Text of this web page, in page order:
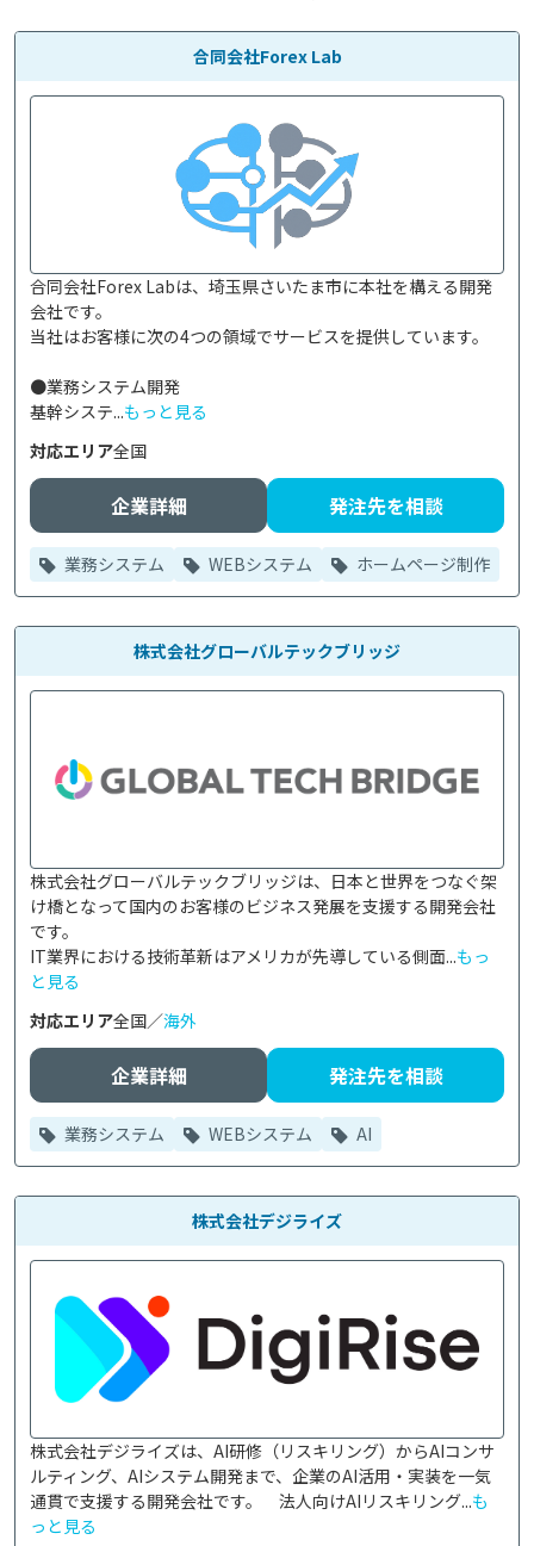
合同会社Forex Lab
合同会社Forex Labは、埼玉県さいたま市に本社を構える開発
会社です。
当社はお客様に次の4つの領域でサービスを提供しています。
●業務システム開発
基幹システ...もっと見る
対応エリア全国
企業詳細 発注先を相談
業務システム WEBシステム ホームページ制作
株式会社グローバルテックブリッジ
株式会社グローバルテックブリッジは、日本と世界をつなぐ架
け橋となって国内のお客様のビジネス発展を支援する開発会社
です。
IT業界における技術革新はアメリカが先導している側面...もっ
と見る
対応エリア全国／海外
企業詳細 発注先を相談
業務システム WEBシステム AI
株式会社デジライズ
株式会社デジライズは、AI研修（リスキリング）からAIコンサ
ルティング、AIシステム開発まで、企業のAI活用・実装を一気
通貫で支援する開発会社です。　法人向けAIリスキリング...も
っと見る